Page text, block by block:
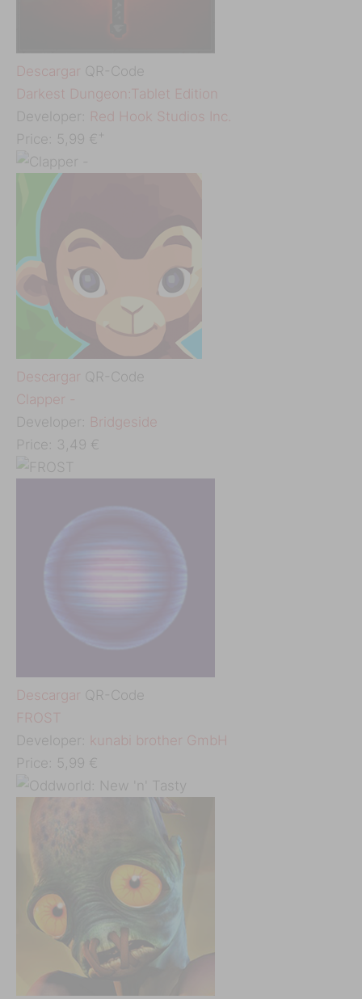
Descargar QR-Code
‎Darkest Dungeon:Tablet Edition
Developer: Red Hook Studios Inc.
Price: 5,99 € +
Descargar QR-Code
‎Clapper -
Developer: Bridgeside
Price: 3,49 €
Descargar QR-Code
‎FROST
Developer: kunabi brother GmbH
Price: 5,99 €